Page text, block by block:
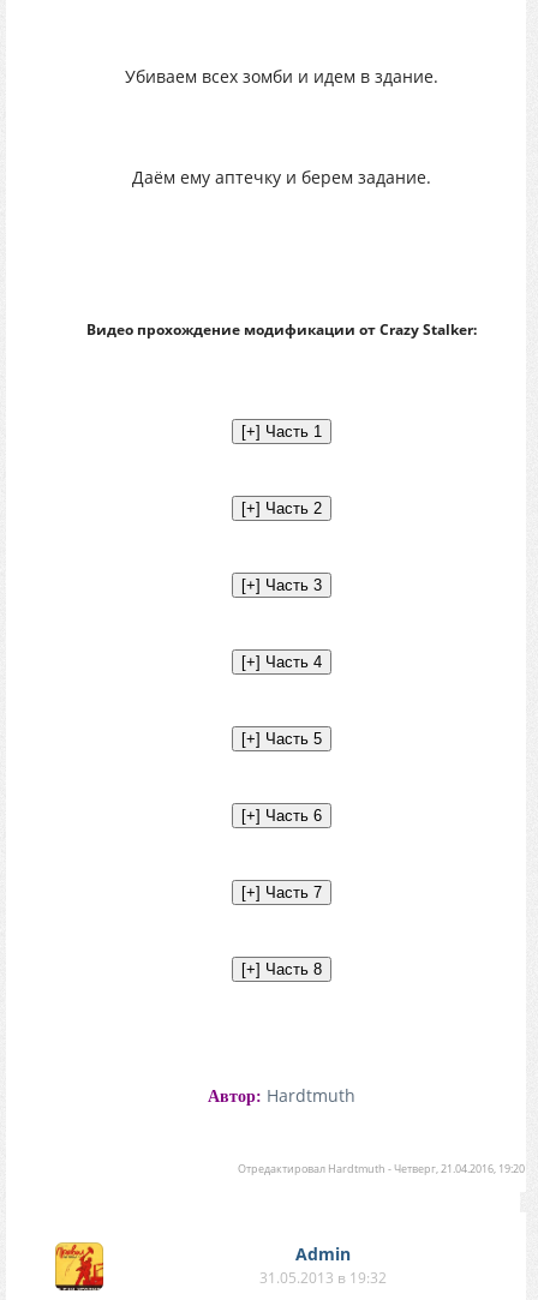
Убиваем всех зомби и идем в здание.
Даём ему аптечку и берем задание.
Видео прохождение модификации от Crazy Stalker:
Автор: Hardtmuth
Отредактировал Hardtmuth -Четверг, 21.04.2016, 19:20
Аdmin
31.05.2013 в 19:32